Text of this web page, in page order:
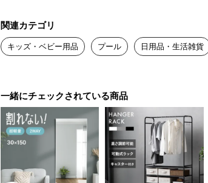
関連カテゴリ
キッズ・ベビー用品 プール 日用品・生活雑貨
一緒にチェックされている商品